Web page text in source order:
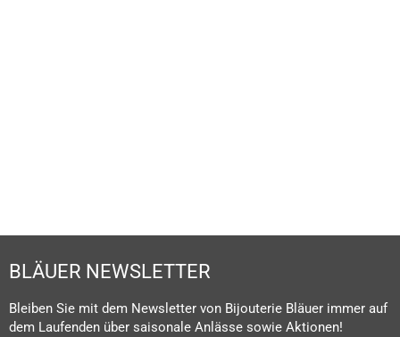
BLÄUER NEWSLETTER
Bleiben Sie mit dem Newsletter von Bijouterie Bläuer immer auf
dem Laufenden über saisonale Anlässe sowie Aktionen!